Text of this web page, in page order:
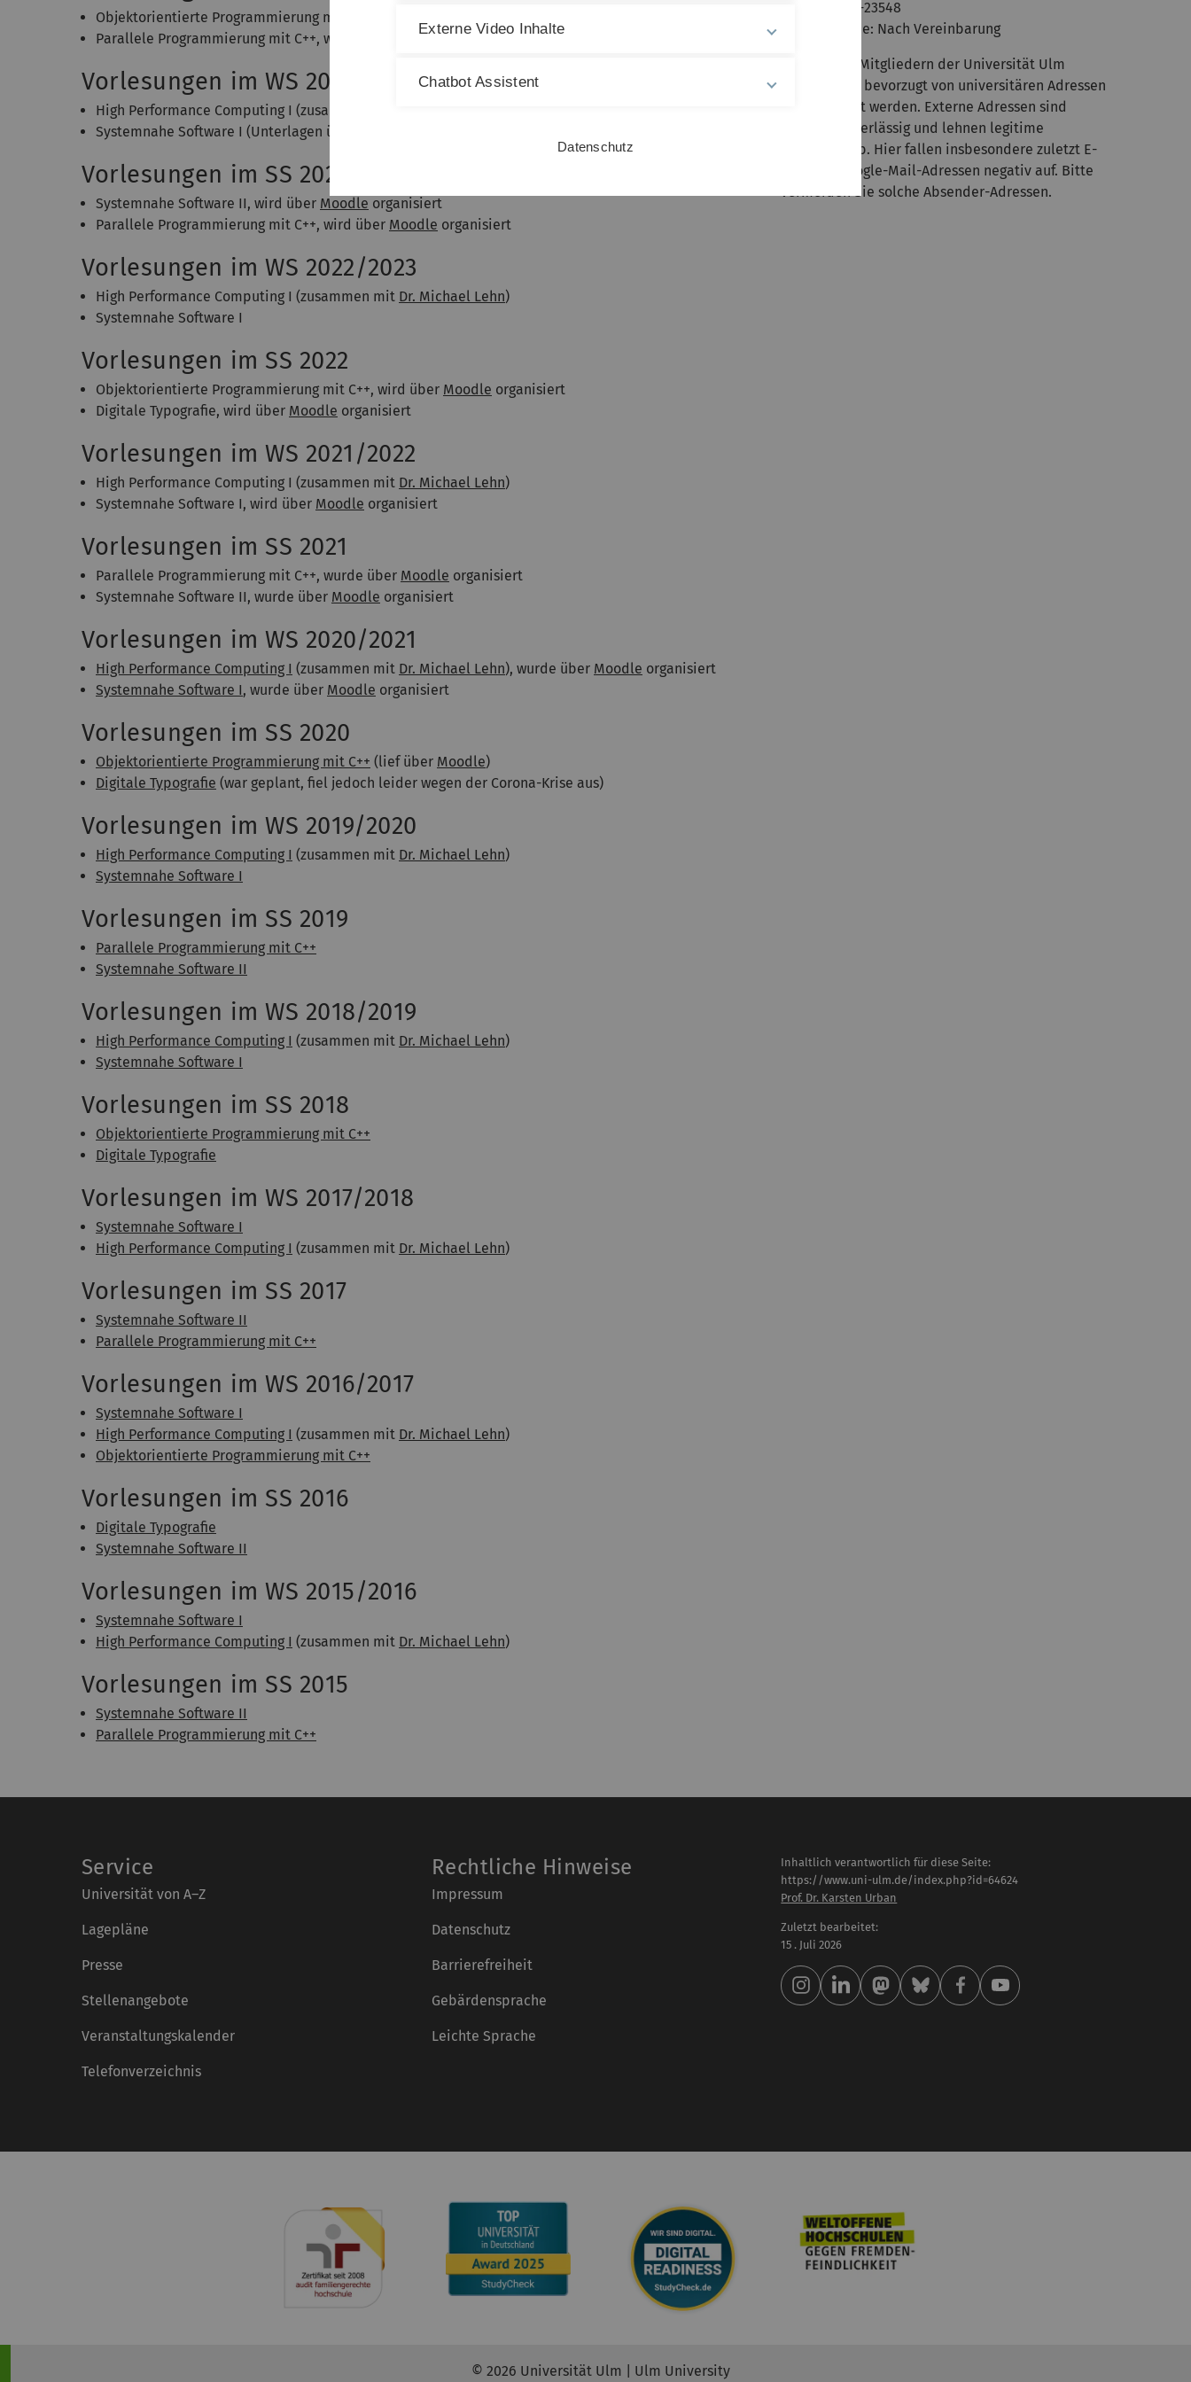
Objektorientierte Programmierung mit C++, wird über
Parallele Programmierung mit C++, wird über
Moodleorganisiert
Vorlesungen im WS 2023/2024
High Performance Computing I (zusammen mit
Systemnahe Software I (Unterlagen über
Vorlesungen im SS 2023
Systemnahe Software II, wird über Moodle organisiert
Parallele Programmierung mit C++, wird über Moodle organisiert
Vorlesungen im WS 2022/2023
High Performance Computing I (zusammen mit Dr. Michael Lehn)
Systemnahe Software I
Vorlesungen im SS 2022
Objektorientierte Programmierung mit C++, wird über Moodle organisiert
Digitale Typografie, wird über Moodle organisiert
Vorlesungen im WS 2021/2022
High Performance Computing I (zusammen mit Dr. Michael Lehn)
Systemnahe Software I, wird über Moodle organisiert
Vorlesungen im SS 2021
Parallele Programmierung mit C++, wurde über Moodle organisiert
Systemnahe Software II, wurde über Moodle organisiert
Vorlesungen im WS 2020/2021
High Performance Computing I (zusammen mit Dr. Michael Lehn), wurde über Moodle organisiert
Systemnahe Software I, wurde über Moodle organisiert
Vorlesungen im SS 2020
Objektorientierte Programmierung mit C++ (lief über Moodle)
Digitale Typografie (war geplant, fiel jedoch leider wegen der Corona-Krise aus)
Vorlesungen im WS 2019/2020
High Performance Computing I (zusammen mit Dr. Michael Lehn)
Systemnahe Software I
Vorlesungen im SS 2019
Parallele Programmierung mit C++
Systemnahe Software II
Vorlesungen im WS 2018/2019
High Performance Computing I (zusammen mit Dr. Michael Lehn)
Systemnahe Software I
Vorlesungen im SS 2018
Objektorientierte Programmierung mit C++
Digitale Typografie
Vorlesungen im WS 2017/2018
Systemnahe Software I
High Performance Computing I (zusammen mit Dr. Michael Lehn)
Vorlesungen im SS 2017
Systemnahe Software II
Parallele Programmierung mit C++
Vorlesungen im WS 2016/2017
Systemnahe Software I
High Performance Computing I (zusammen mit Dr. Michael Lehn)
Objektorientierte Programmierung mit C++
Vorlesungen im SS 2016
Digitale Typografie
Systemnahe Software II
Vorlesungen im WS 2015/2016
Systemnahe Software I
High Performance Computing I (zusammen mit Dr. Michael Lehn)
Vorlesungen im SS 2015
Systemnahe Software II
Parallele Programmierung mit C++
Fax: 0731/50-23548
Sprechstunde: Nach Vereinbarung
E-Mails von Mitgliedern der Universität Ulm
sollten bitte bevorzugt von universitären Adressen
aus gesendet werden. Externe Adressen sind
häufig unzuverlässig und lehnen legitime
Antworten ab. Hier fallen insbesondere zuletzt E-
Mails an Google-Mail-Adressen negativ auf. Bitte
vermeiden Sie solche Absender-Adressen.
Service
Universität von A–Z
Lagepläne
Presse
Stellenangebote
Veranstaltungskalender
Telefonverzeichnis
Rechtliche Hinweise
Impressum
Datenschutz
Barrierefreiheit
Gebärdensprache
Leichte Sprache
Inhaltlich verantwortlich für diese Seite:
https://www.uni-ulm.de/index.php?id=64624
Prof. Dr. Karsten Urban
Zuletzt bearbeitet:
15 . Juli 2026
© 2026 Universität Ulm | Ulm University
Externe Video Inhalte
Chatbot Assistent
Datenschutz